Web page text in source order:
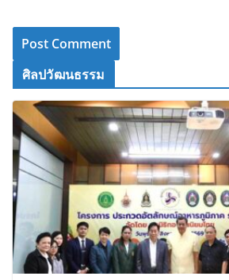
ศิลปวัฒนธรรม